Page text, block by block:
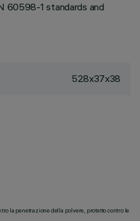
60598-1 standards and
528x37x38
la penetrazione della polvere, protetto contro le